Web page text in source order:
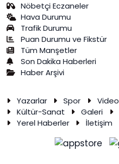
Nöbetçi Eczaneler
Hava Durumu
Trafik Durumu
Puan Durumu ve Fikstür
Tüm Manşetler
Son Dakika Haberleri
Haber Arşivi
Yazarlar Spor Video
Kültür-Sanat
Galeri
Yerel Haberler
İletişim